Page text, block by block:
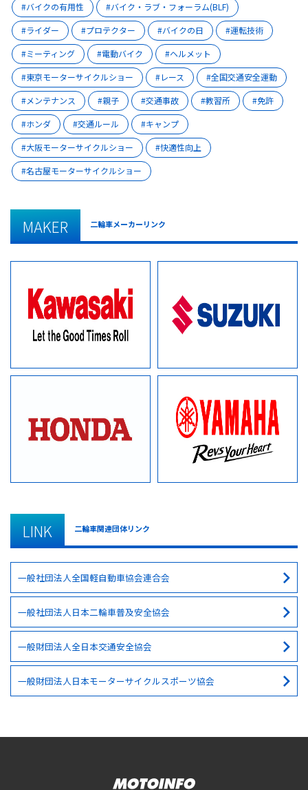
バイクの有用性
バイク・ラブ・フォーラム(BLF)
ライダー
プロテクター バイクの日
運転技術
ミーティング
電動バイク
ヘルメット
東京モーターサイクルショー
レース
全国交通安全運動
メンテナンス
親子 交通事故 教習所
免許
ホンダ
交通ルール
キャンプ
大阪モーターサイクルショー
快適性向上
名古屋モーターサイクルショー
MAKER 二輪車メーカーリンク
LINK 二輪車関連団体リンク
一般社団法人全国軽自動車協会連合会
一般社団法人日本二輪車普及安全協会
一般財団法人全日本交通安全協会
一般財団法人日本モーターサイクルスポーツ協会